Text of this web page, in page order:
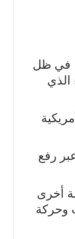
في ظل
الذي
الأمريكية
رفع
أخرى
وحركة